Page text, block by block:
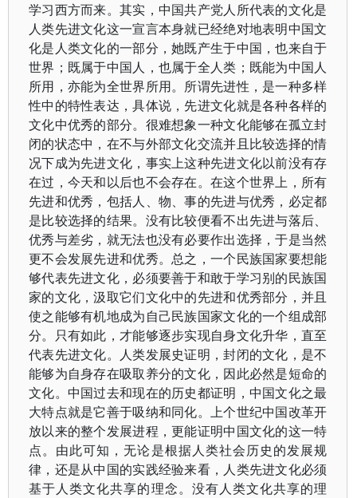
学习西方而来。其实，中国共产党人所代表的文化是
人类先进文化这一宣言本身就已经绝对地表明中国文
化是人类文化的一部分，她既产生于中国，也来自于
世界；既属于中国人，也属于全人类；既能为中国人
所用，亦能为全世界所用。所谓先进性，是一种多样
性中的特性表达，具体说，先进文化就是各种各样的
文化中优秀的部分。很难想象一种文化能够在孤立封
闭的状态中，在不与外部文化交流并且比较选择的情
况下成为先进文化，事实上这种先进文化以前没有存
在过，今天和以后也不会存在。在这个世界上，所有
先进和优秀，包括人、物、事的先进与优秀，必定都
是比较选择的结果。没有比较便看不出先进与落后、
优秀与差劣，就无法也没有必要作出选择，于是当然
更不会发展先进和优秀。总之，一个民族国家要想能
够代表先进文化，必须要善于和敢于学习别的民族国
家的文化，汲取它们文化中的先进和优秀部分，并且
使之能够有机地成为自己民族国家文化的一个组成部
分。只有如此，才能够逐步实现自身文化升华，直至
代表先进文化。人类发展史证明，封闭的文化，是不
能够为自身存在吸取养分的文化，因此必然是短命的
文化。中国过去和现在的历史都证明，中国文化之最
大特点就是它善于吸纳和同化。上个世纪中国改革开
放以来的整个发展进程，更能证明中国文化的这一特
点。由此可知，无论是根据人类社会历史的发展规
律，还是从中国的实践经验来看，人类先进文化必须
基于人类文化共享的理念。没有人类文化共享的理